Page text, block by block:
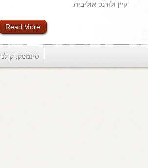
קיין ולורנס אוליביה.
Read More
סינמטק,